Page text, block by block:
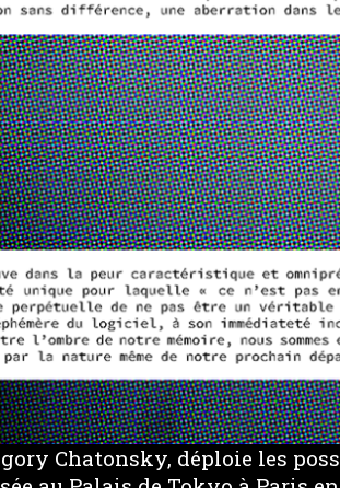
Chatonsky, déploie les